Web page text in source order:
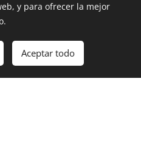
Comenzar
y para ofrecer la mejor
Aceptar todo